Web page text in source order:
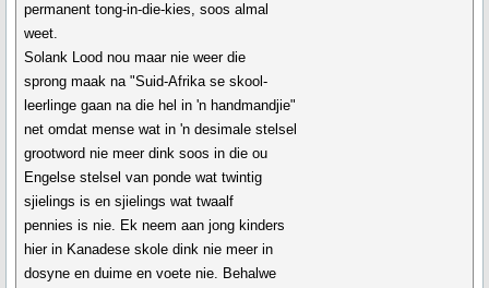
permanent tong-in-die-kies, soos almal
weet.
Solank Lood nou maar nie weer die
sprong maak na "Suid-Afrika se skool-
leerlinge gaan na die hel in 'n handmandjie"
net omdat mense wat in 'n desimale stelsel
grootword nie meer dink soos in die ou
Engelse stelsel van ponde wat twintig
sjielings is en sjielings wat twaalf
pennies is nie. Ek neem aan jong kinders
hier in Kanadese skole dink nie meer in
dosyne en duime en voete nie. Behalwe